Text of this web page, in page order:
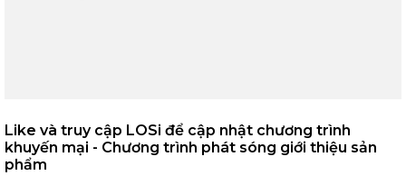
Like và truy cập LOSi để cập nhật chương trình
khuyến mại - Chương trình phát sóng giới thiệu sản
phẩm